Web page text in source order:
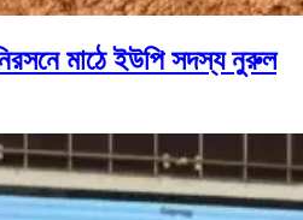
মাঠে ইউপি সদস্য নুরুল